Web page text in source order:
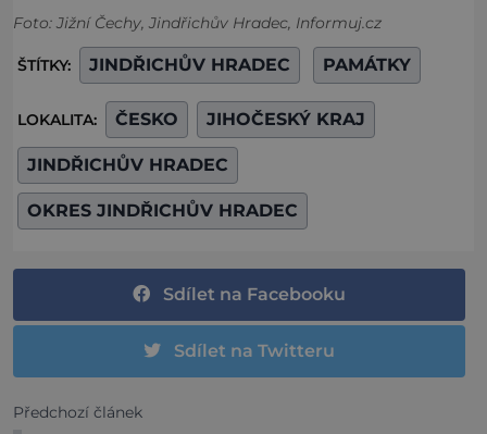
Foto: Jižní Čechy, Jindřichův Hradec, Informuj.cz
ŠTÍTKY: JINDŘICHŮV HRADEC PAMÁTKY
LOKALITA: ČESKO JIHOČESKÝ KRAJ
JINDŘICHŮV HRADEC
OKRES JINDŘICHŮV HRADEC
Sdílet na Facebooku
Sdílet na Twitteru
Předchozí článek